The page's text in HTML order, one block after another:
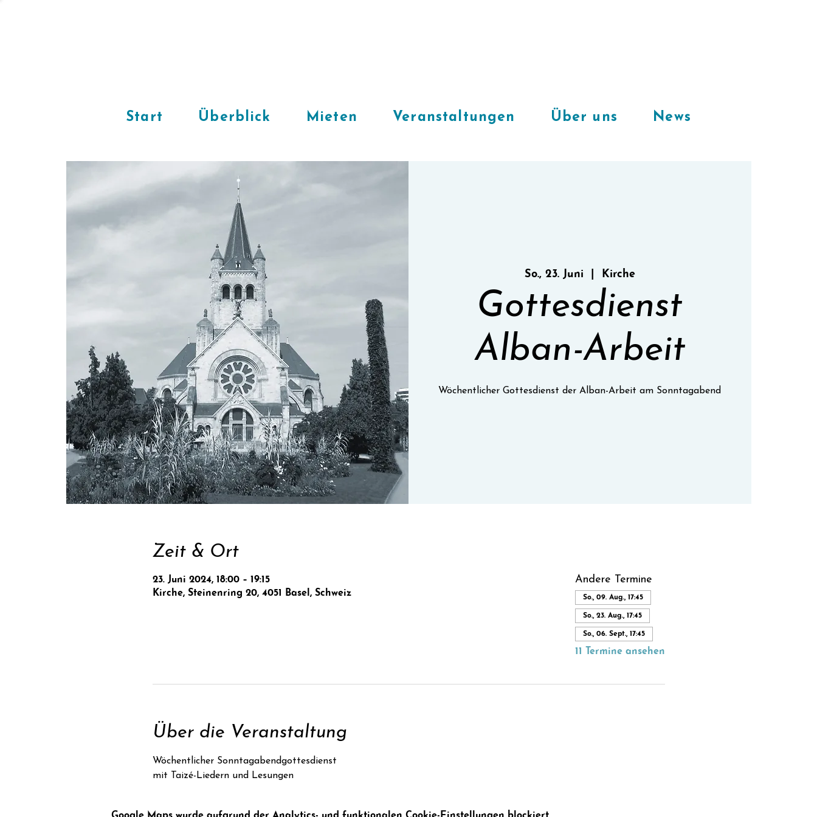
Start Überblick Mieten Veranstaltungen Über uns News
So., 23. Juni Kirche
Gottesdienst
Alban-Arbeit
Zeit & Ort
23. Juni 2024, 18:00 – 19:15
Kirche, Steinenring 20, 4051 Basel, Schweiz
Andere Termine
So., 09. Aug., 17:45
So., 23. Aug., 17:45
So., 06. Sept., 17:45
11 Termine ansehen
Über die Veranstaltung
Wöchentlicher Sonntagabendgottesdienst
mit Taizé-Liedern und Lesungen